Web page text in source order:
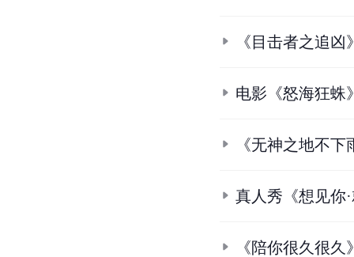
《目击者之追
电影《怒海狂蛛
《无神之地不
真人秀《想见你
《陪你很久很